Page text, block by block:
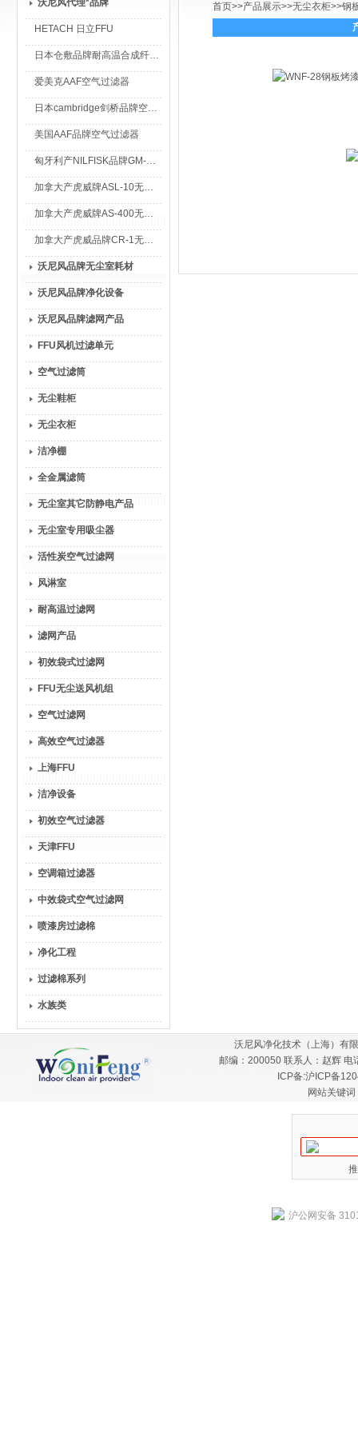
沃尼风代理*品牌
HETACH 日立FFU
日本仓敷品牌耐高温合成纤维过滤棉
爱美克AAF空气过滤器
日本cambridge剑桥品牌空气过滤器
美国AAF品牌空气过滤器
匈牙利产NILFISK品牌GM-80无尘室专用吸尘器
加拿大产虎威牌ASL-10无尘室专用吸尘器
加拿大产虎威牌AS-400无尘室专用吸尘器
加拿大产虎威品牌CR-1无尘室专用吸尘器
沃尼风品牌无尘室耗材
沃尼风品牌净化设备
沃尼风品牌滤网产品
FFU风机过滤单元
空气过滤筒
无尘鞋柜
无尘衣柜
洁净棚
全金属滤筒
无尘室其它防静电产品
无尘室专用吸尘器
活性炭空气过滤网
风淋室
耐高温过滤网
滤网产品
初效袋式过滤网
FFU无尘送风机组
空气过滤网
高效空气过滤器
上海FFU
洁净设备
初效空气过滤器
天津FFU
空调箱过滤器
中效袋式空气过滤网
喷漆房过滤棉
净化工程
过滤棉系列
水族类
首页>>产品展示>>无尘衣柜>>钢
沃尼风净化技术（上海）有
邮编：200050 联系人：赵辉
ICP备:沪ICP备
网站关键
沪公网安备